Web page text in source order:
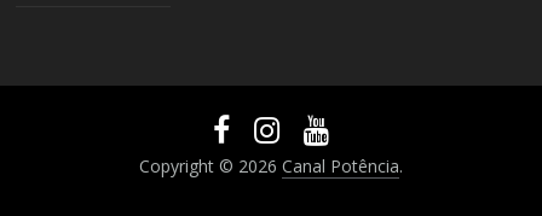
Copyright © 2026 Canal Potência.